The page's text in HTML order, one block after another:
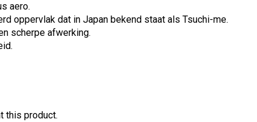
aero.
oppervlak dat in Japan bekend staat als Tsuchi-me.
scherpe afwerking.
this product.